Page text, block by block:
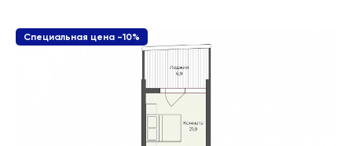
Специальная цена -10%